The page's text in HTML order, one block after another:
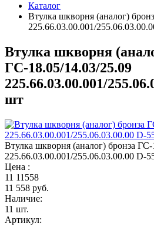
Каталог
Втулка шкворня (аналог)
225.66.03.00.001/
Втулка шкворня
ГС-18.05/14.03/25.09
225.66.03.00.001/
шт
Втулка шкворня (аналог) бронза
225.66.03.00.001/255.06.03.00.00 D-
Цена :
11 11558
11 558 руб.
Наличие:
11 шт.
Артикул: